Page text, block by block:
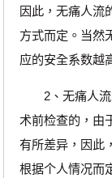
因此，无痛人流
方式而定。当然
应的安全系数越
2、无痛人流
术前检查的，由
有所差异，因此
根据个人情况而